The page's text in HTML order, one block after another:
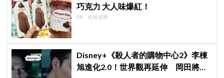
巧克力 大人味爆紅！
PR・哈根達斯
Disney+《殺人者的購物中心2》李棟
旭進化2.0！世界觀再延伸 岡田將生